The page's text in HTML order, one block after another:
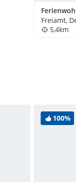
Freiamt,
5,4km
100%